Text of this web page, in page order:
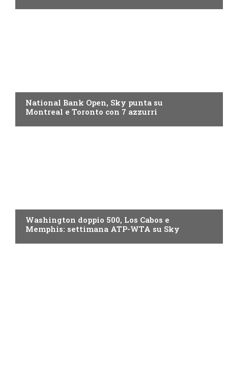
National Bank Open, Sky punta su
Montreal e Toronto con 7 azzurri
Washington doppio 500, Los Cabos e
Memphis: settimana ATP-WTA su Sky